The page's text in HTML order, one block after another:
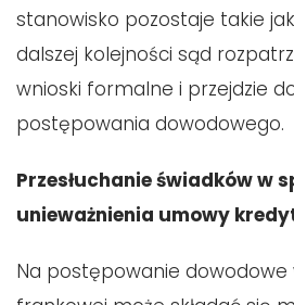
stanowisko pozostaje takie
dalszej kolejności sąd
wnioski formalne i przejdzie
postępowania dowodowego.
Przesłuchanie świadków w
unieważnienia umowy
Na postępowanie dowodowe